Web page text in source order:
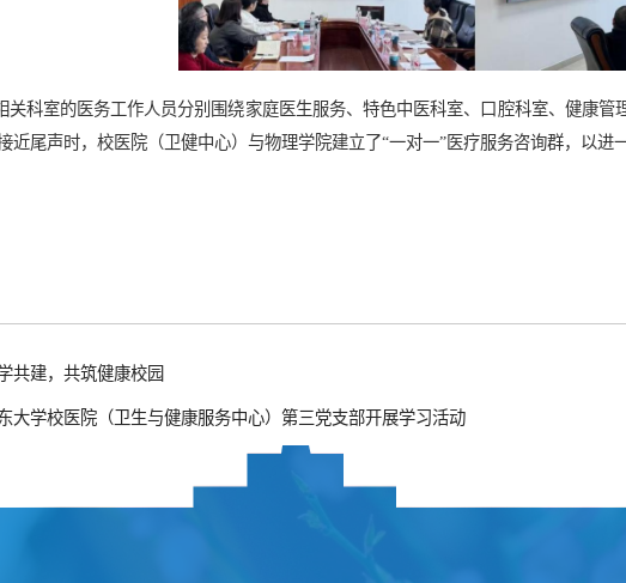
关科室的医务工作人员分别围绕家庭医生服务、特色中医科室、 口腔科室、健康管
近尾声时，校医院（卫健中心）与物理学院建立了“一对一”医疗服务咨询群，以进
共建，共筑健康校园
大学校医院（卫生与健康服务中心）第三党支部开展学习活动